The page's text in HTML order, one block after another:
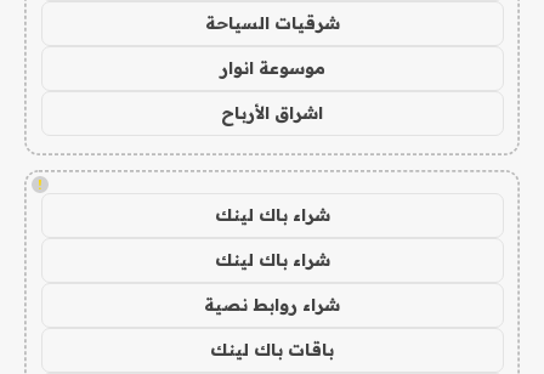
شرقيات السياحة
موسوعة انوار
اشراق الأرباح
!
شراء باك لينك
شراء باك لينك
شراء روابط نصية
باقات باك لينك